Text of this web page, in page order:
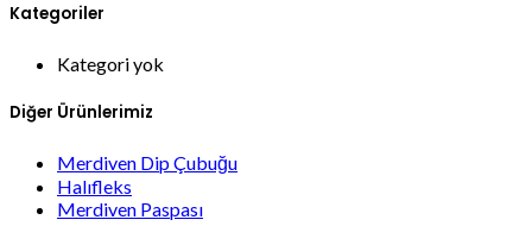
Kategoriler
Kategori yok
Diğer Ürünlerimiz
Merdiven Dip Çubuğu
Halıfleks
Merdiven Paspası